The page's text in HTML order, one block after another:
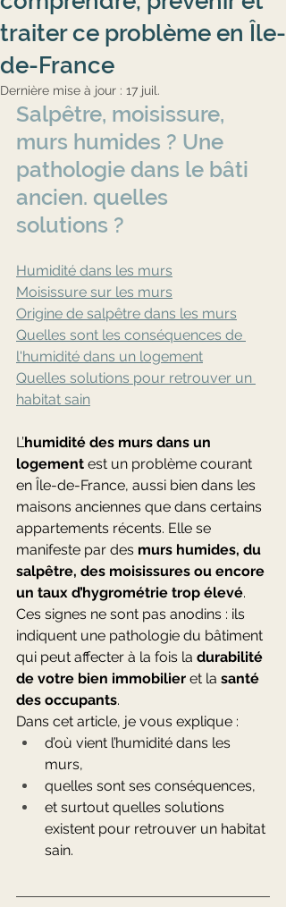
traiter ce problème en Île-
de-France
Dernière mise à jour : 17 juil.
Salpêtre, moisissure,
murs humides ? Une
pathologie dans le bâti
ancien. quelles
solutions ?
Humidité dans les murs
Moisissure sur les murs
Origine de salpêtre dans les murs
Quelles sont les conséquences de
l'humidité dans un logement
Quelles solutions pour retrouver un
habitat sain
L’humidité des murs dans un
logement est un problème courant
en Île-de-France, aussi bien dans les
maisons anciennes que dans certains
appartements récents. Elle se
manifeste par des murs humides, du
salpêtre, des moisissures ou encore
un taux d’hygrométrie trop élevé.
Ces signes ne sont pas anodins : ils
indiquent une pathologie du bâtiment
qui peut affecter à la fois la durabilité
de votre bien immobilier et la santé
des occupants.
Dans cet article, je vous explique :
d’où vient l’humidité dans les
murs,
quelles sont ses conséquences,
et surtout quelles solutions
existent pour retrouver un habitat
sain.